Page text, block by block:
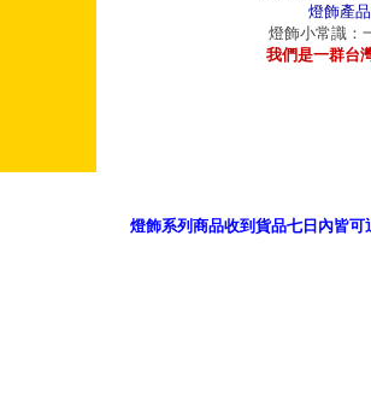
燈飾產
燈飾小常識：
我們是一群台
燈飾系列商品收到貨品七日內皆